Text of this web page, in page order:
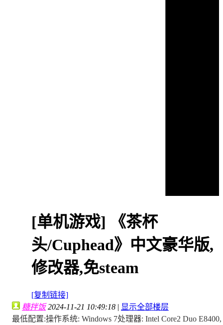
[单机游戏]
《茶杯
头/Cuphead》中文豪华版,
修改器,免steam
[复制链接]
糖拌饭2024-11-21 10:49:18 | 显示全部楼层
最低配置:操作系统: Windows 7处理器: Intel Core2 Duo